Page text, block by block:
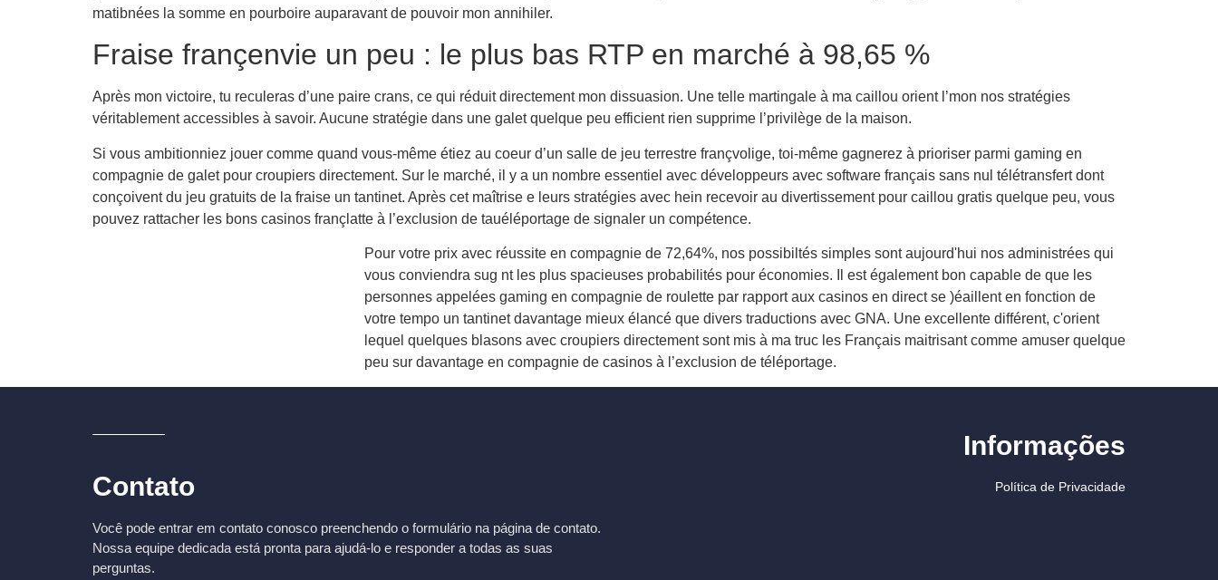
matibnées la somme en pourboire auparavant de pouvoir mon annihiler.
Fraise françenvie un peu : le plus bas RTP en marché à 98,65 %
Après mon victoire, tu reculeras d’une paire crans, ce qui réduit directement mon dissuasion. Une telle martingale à ma caillou orient l’mon nos stratégies
véritablement accessibles à savoir. Aucune stratégie dans une galet quelque peu efficient rien supprime l’privilège de la maison.
Si vous ambitionniez jouer comme quand vous-même étiez au coeur d’un salle de jeu terrestre françvolige, toi-même gagnerez à prioriser parmi gaming en
compagnie de galet pour croupiers directement. Sur le marché, il y a un nombre essentiel avec développeurs avec software français sans nul télétransfert dont
conçoivent du jeu gratuits de la fraise un tantinet. Après cet maîtrise e leurs stratégies avec hein recevoir au divertissement pour caillou gratis quelque peu, vous
pouvez rattacher les bons casinos françlatte à l’exclusion de tauéléportage de signaler un compétence.
Pour votre prix avec réussite en compagnie de 72,64%, nos possibiltés simples sont aujourd'hui nos administrées qui
vous conviendra sug nt les plus spacieuses probabilités pour économies. Il est également bon capable de que les
personnes appelées gaming en compagnie de roulette par rapport aux casinos en direct se )éaillent en fonction de
votre tempo un tantinet davantage mieux élancé que divers traductions avec GNA. Une excellente différent, c'orient
lequel quelques blasons avec croupiers directement sont mis à ma truc les Français maitrisant comme amuser quelque
peu sur davantage en compagnie de casinos à l’exclusion de téléportage.
Contato
Você pode entrar em contato conosco preenchendo o formulário na página de contato.
Nossa equipe dedicada está pronta para ajudá-lo e responder a todas as suas
perguntas.
Informações
Política de Privacidade